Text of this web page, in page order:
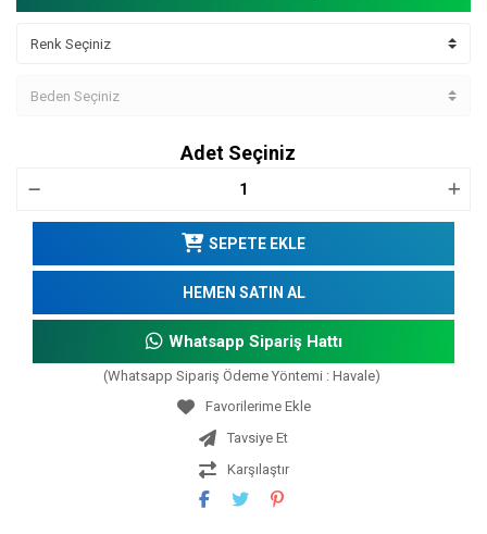
Adet Seçiniz
SEPETE EKLE
HEMEN SATIN AL
Whatsapp Sipariş Hattı
(Whatsapp Sipariş Ödeme Yöntemi : Havale)
Tavsiye Et
Karşılaştır